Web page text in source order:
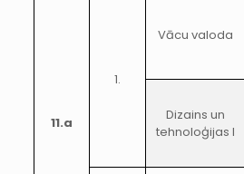
11.a
1.
Vācu valoda
Dizains un
tehnoloģijas I